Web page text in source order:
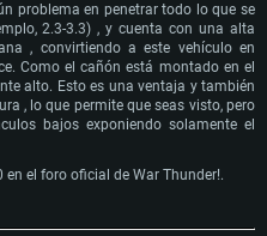
problema en penetrar todo lo que se
2.3-3.3) , y cuenta con una alta
, convirtiendo a este vehículo en
Como el cañón está montado en el
alto. Esto es una ventaja y también
, lo que permite que seas visto, pero
bajos exponiendo solamente el
en el foro oficial de War Thunder!.